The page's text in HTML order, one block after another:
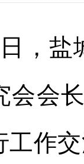
盐城
会会
工作